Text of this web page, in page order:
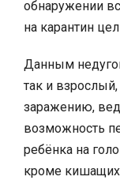
обнаружении
на карантин
Данным
так и
заражению,
возможность
ребёнка на
кроме кишащих